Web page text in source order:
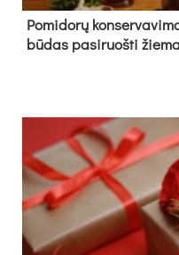
Pomidorų
būdas pasiruošti